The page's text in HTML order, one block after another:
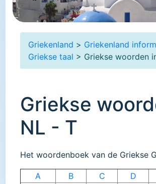
Griekenland > Griekenland
Griekse taal > Griekse woorden
Griekse
NL - T
Het woordenboek van de Griekse
A B C D